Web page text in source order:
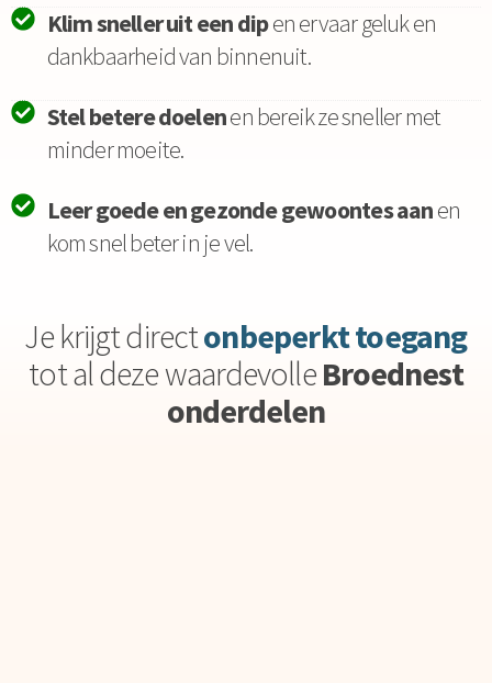
Klim sneller uit een dipen ervaar geluk en
dankbaarheid van binnenuit.
Stel betere doelenen bereik ze sneller met
minder moeite.
Leer goede en gezonde gewoontes aanen
kom snel beter in je vel.
Je krijgt directonbeperkt toegang
tot al deze waardevolleBroednest
onderdelen